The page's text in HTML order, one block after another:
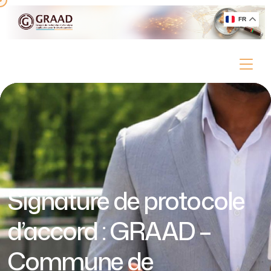
Signature de protocole
d’accord : GRAAD –
Commune de
FR